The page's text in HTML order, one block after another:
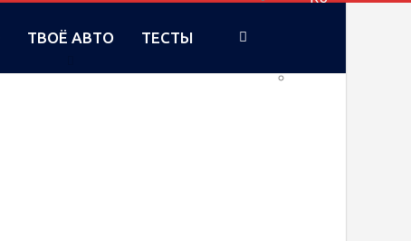
UA
ТВОЁ АВТО ТЕСТЫ